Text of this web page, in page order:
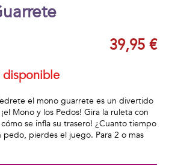
39,95 €
disponible
el mono guarrete es un divertido
Mono y los Pedos! Gira la ruleta con
se infla su trasero! ¿Cuanto tiempo
pierdes el juego. Para 2 o mas